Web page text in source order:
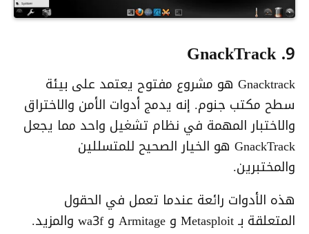
9. GnackTrack
Gnacktrack هو مشروع مفتوح يعتمد على بيئة
سطح مكتب جنوم. إنه يدمج أدوات الأمن والاختراق
والاختبار المهمة في نظام تشغيل واحد مما يجعل
GnackTrack هو الخيار الصحيح للمتسللين
والمختبرين.
هذه الأدوات رائعة عندما تعمل في الحقول
المتعلقة بـ Metasploit و Armitage و wa3f والمزيد.